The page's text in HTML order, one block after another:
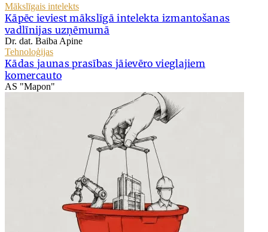
Mākslīgais intelekts
Kāpēc ieviest mākslīgā intelekta izmantošanas
vadlīnijas uzņēmumā
Dr. dat. Baiba Apine
Tehnoloģijas
Kādas jaunas prasības jāievēro vieglajiem
komercauto
AS "Mapon"